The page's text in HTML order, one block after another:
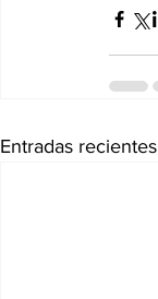
Entradas recientes